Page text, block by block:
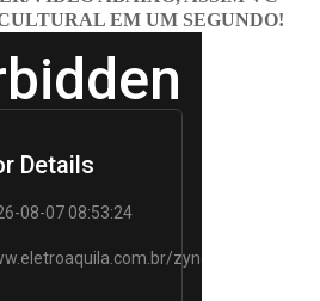
EM UM SEGUNDO!